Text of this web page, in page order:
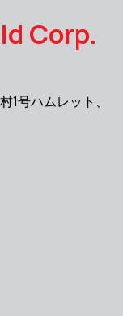
Corp.
号ハムレット、